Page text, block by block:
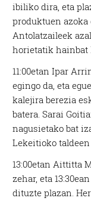
ibiliko dira, eta
produktuen azoka
Antolatzaileek
horietatik hainbat
11:00etan Ipar
egingo da, eta
kalejira berezia
batera. Sarai
nagusietako bat
Lekeitioko
13:00etan Aittitta
zehar, eta
dituzte plazan.